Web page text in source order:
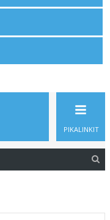
PIKALINKIT